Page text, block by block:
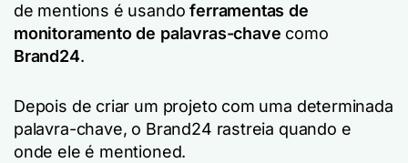
de mentions é usandoferramentas de
monitoramento de palavras-chave como
Brand24.
Depois de criar um projeto com uma determinada
palavra-chave, o Brand24 rastreia quando e
onde ele é mentioned.